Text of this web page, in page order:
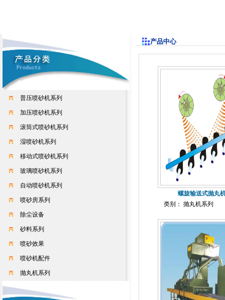
普压喷砂机系列
加压喷砂机系列
滚筒式喷砂机系列
湿喷砂机系列
移动式喷砂机系列
玻璃喷砂机系列
自动喷砂机系列
喷砂房系列
除尘设备
砂料系列
喷砂效果
喷砂机配件
抛丸机系列
产品中心
螺旋输送式抛丸
类别： 抛丸机系列